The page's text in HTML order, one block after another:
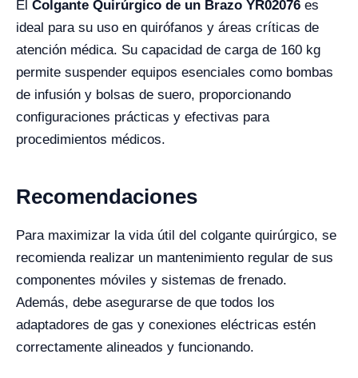
El Colgante Quirúrgico de un Brazo YR02076 es
ideal para su uso en quirófanos y áreas críticas de
atención médica. Su capacidad de carga de 160 kg
permite suspender equipos esenciales como bombas
de infusión y bolsas de suero, proporcionando
configuraciones prácticas y efectivas para
procedimientos médicos.
Recomendaciones
Para maximizar la vida útil del colgante quirúrgico, se
recomienda realizar un mantenimiento regular de sus
componentes móviles y sistemas de frenado.
Además, debe asegurarse de que todos los
adaptadores de gas y conexiones eléctricas estén
correctamente alineados y funcionando.